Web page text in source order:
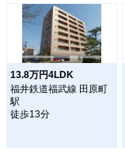
13.8万円4LDK
福井鉄道福武線 田原町
駅
徒歩13分